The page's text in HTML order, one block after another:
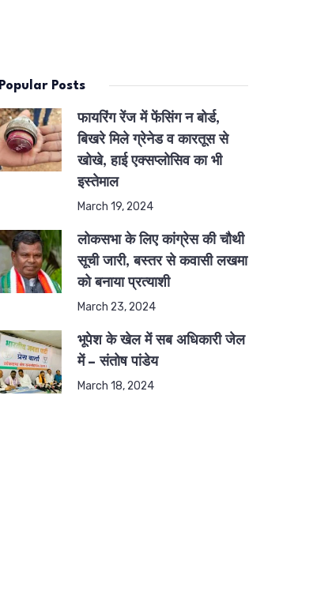
Popular Posts
फायरिंग रेंज में फेंसिंग न बोर्ड,
बिखरे मिले ग्रेनेड व कारतूस से
खोखे, हाई एक्सप्लोसिव का भी
इस्तेमाल
March 19, 2024
लोकसभा के लिए कांग्रेस की चौथी
सूची जारी, बस्तर से कवासी लखमा
को बनाया प्रत्याशी
March 23, 2024
भूपेश के खेल में सब अधिकारी जेल
में – संतोष पांडेय
March 18, 2024